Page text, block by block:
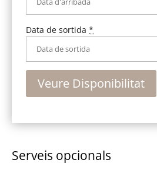
Data de sortida *
Serveis opcionals